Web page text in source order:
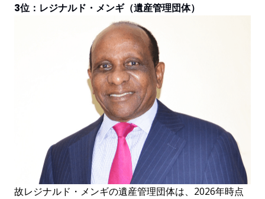
3位：レジナルド・メンギ（遺産管理団体）
故レジナルド・メンギの遺産管理団体は、2026年時点